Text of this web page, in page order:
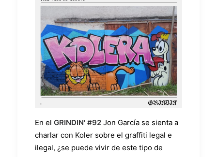
En el GRINDIN' #92 Jon García se sienta a
charlar con Koler sobre el graffiti legal e
ilegal, ¿se puede vivir de este tipo de